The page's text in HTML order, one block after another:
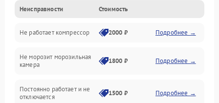
Механика
Электропитание
Дренаж
Неисправности Стоимость
Не работает компрессор 2000 ₽ Подробнее →
Не морозит морозильная
камера
1800 ₽ Подробнее →
Постоянно работает и не
отключается
1500 ₽ Подробнее →